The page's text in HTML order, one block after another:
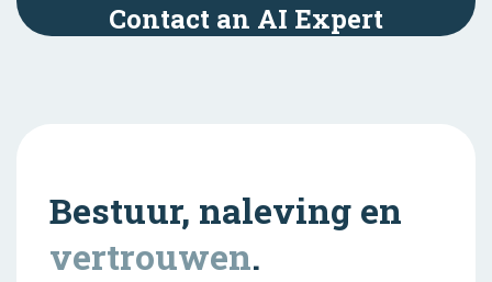
Contact an AI Expert
Bestuur, naleving en
vertrouwen.